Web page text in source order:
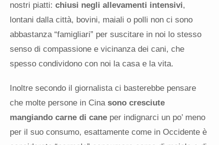
nostri piatti: chiusi negli allevamenti intensivi,
lontani dalla città, bovini, maiali o polli non ci sono
abbastanza “famigliari” per suscitare in noi lo stesso
senso di compassione e vicinanza dei cani, che
spesso condividono con noi la casa e la vita.
Inoltre secondo il giornalista ci basterebbe pensare
che molte persone in Cina sono cresciute
mangiando carne di cane per indignarci un po’ meno
per il suo consumo, esattamente come in Occidente è